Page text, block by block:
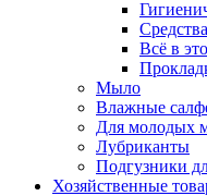
Всё в
Мыло
Влажные
Для молодых
Лубриканты
Подгузники
Хозяйственные